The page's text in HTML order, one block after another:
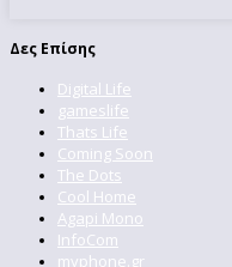
Δες Επίσης
Digital Life
gameslife
Thats Life
Coming Soon
The Dots
Cool Home
Agapi Mono
InfoCom
myphone.gr